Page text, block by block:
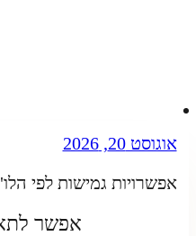
אוגוסט 20, 2026
אפשרויות גמישות לפי
אפשר